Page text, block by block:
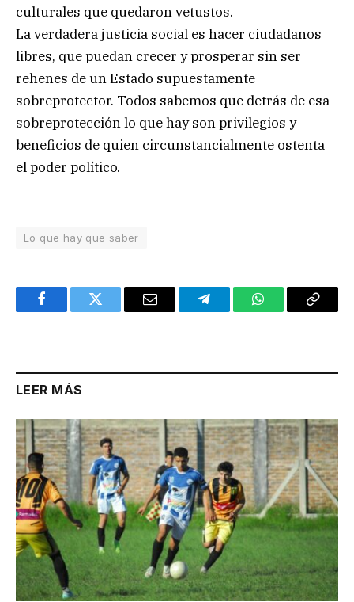
culturales que quedaron vetustos.
La verdadera justicia social es hacer ciudadanos
libres, que puedan crecer y prosperar sin ser
rehenes de un Estado supuestamente
sobreprotector. Todos sabemos que detrás de esa
sobreprotección lo que hay son privilegios y
beneficios de quien circunstancialmente ostenta
el poder político.
Lo que hay que saber
FacebookTwitter Email TelegramWhatsAppCopy
LEER MÁS